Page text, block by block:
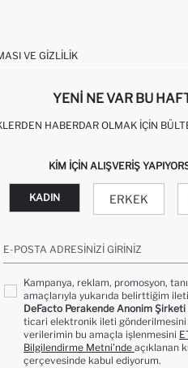
VE GIZLILIK
YENI NE VAR BU
HABERDAR OLMAK İÇIN
KIM IÇIN ALIŞVERIŞ
KADIN ERKEK
E-POSTA ADRESINIZI GIRINIZ
Kampanya, reklam, promosyon,
amaçlarıyla yukarıda belirttiğim
DeFacto Perakende Anonim Şirketi
ticari elektronik ileti gönderilmesini
verilerimin bu amaçla işlenmesini
Bilgilendirme Metni’nde açıklanan
çerçevesinde kabul ediyorum.